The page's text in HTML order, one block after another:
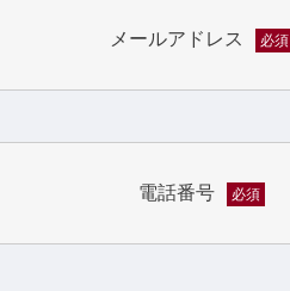
メールアドレス 必須
電話番号 必須